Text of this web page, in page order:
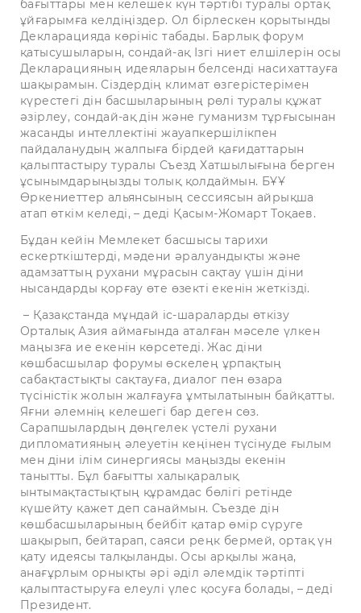
бағыттары мен келешек күн тәртібі туралы ортақ
ұйғарымға келдіңіздер. Ол бірлескен қорытынды
Декларацияда көрініс табады. Барлық форум
қатысушыларын, сондай-ақ Ізгі ниет елшілерін осы
Декларацияның идеяларын белсенді насихаттауға
шақырамын. Сіздердің климат өзгерістерімен
күрестегі дін басшыларының рөлі туралы құжат
әзірлеу, сондай-ақ дін және гуманизм тұрғысынан
жасанды интеллектіні жауапкершілікпен
пайдаланудың жалпыға бірдей қағидаттарын
қалыптастыру туралы Съезд Хатшылығына берген
ұсынымдарыңызды толық қолдаймын. БҰҰ
Өркениеттер альянсының сессиясын айрықша
атап өткім келеді, – деді Қасым-Жомарт Тоқаев.
Бұдан кейін Мемлекет басшысы тарихи
ескерткіштерді, мәдени әралуандықты және
адамзаттың рухани мұрасын сақтау үшін діни
нысандарды қорғау өте өзекті екенін жеткізді.
– Қазақстанда мұндай іс-шараларды өткізу
Орталық Азия аймағында аталған мәселе үлкен
маңызға ие екенін көрсетеді. Жас діни
көшбасшылар форумы өскелең ұрпақтың
сабақтастықты сақтауға, диалог пен өзара
түсіністік жолын жалғауға ұмтылатынын байқатты.
Яғни әлемнің келешегі бар деген сөз.
Сарапшылардың дөңгелек үстелі рухани
дипломатияның әлеуетін кеңінен түсінуде ғылым
мен діни ілім синергиясы маңызды екенін
танытты. Бұл бағытты халықаралық
ынтымақтастықтың құрамдас бөлігі ретінде
күшейту қажет деп санаймын. Съезде дін
көшбасшыларының бейбіт қатар өмір сүруге
шақырып, бейтарап, саяси реңк бермей, ортақ үн
қату идеясы талқыланды. Осы арқылы жаңа,
анағұрлым орнықты әрі әділ әлемдік тәртіпті
қалыптастыруға елеулі үлес қосуға болады, – деді
Президент.